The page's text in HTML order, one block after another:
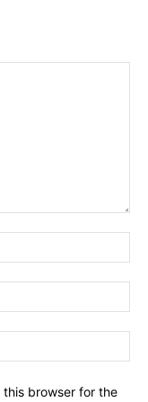
this browser for the